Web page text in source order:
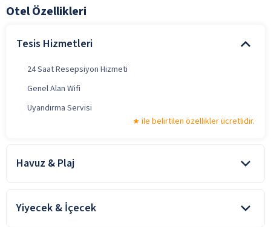
Otel Özellikleri
Tesis Hizmetleri
24 Saat Resepsiyon Hizmeti
Genel Alan Wifi
Uyandırma Servisi
ile belirtilen özellikler ücretlidir.
Havuz & Plaj
Şemsiye
Yiyecek & İçecek